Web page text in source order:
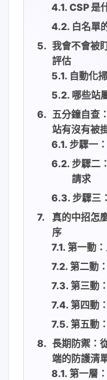
CSP 是
白名單
我會不會被
評估
自動化
哪些站
五分鐘自查
站有沒有被
步驟一
步驟二
請求
步驟三
真的中招怎
序
第一動
第二動
第三動
第四動
第五動
長期防禦：
端的防護清
第一層